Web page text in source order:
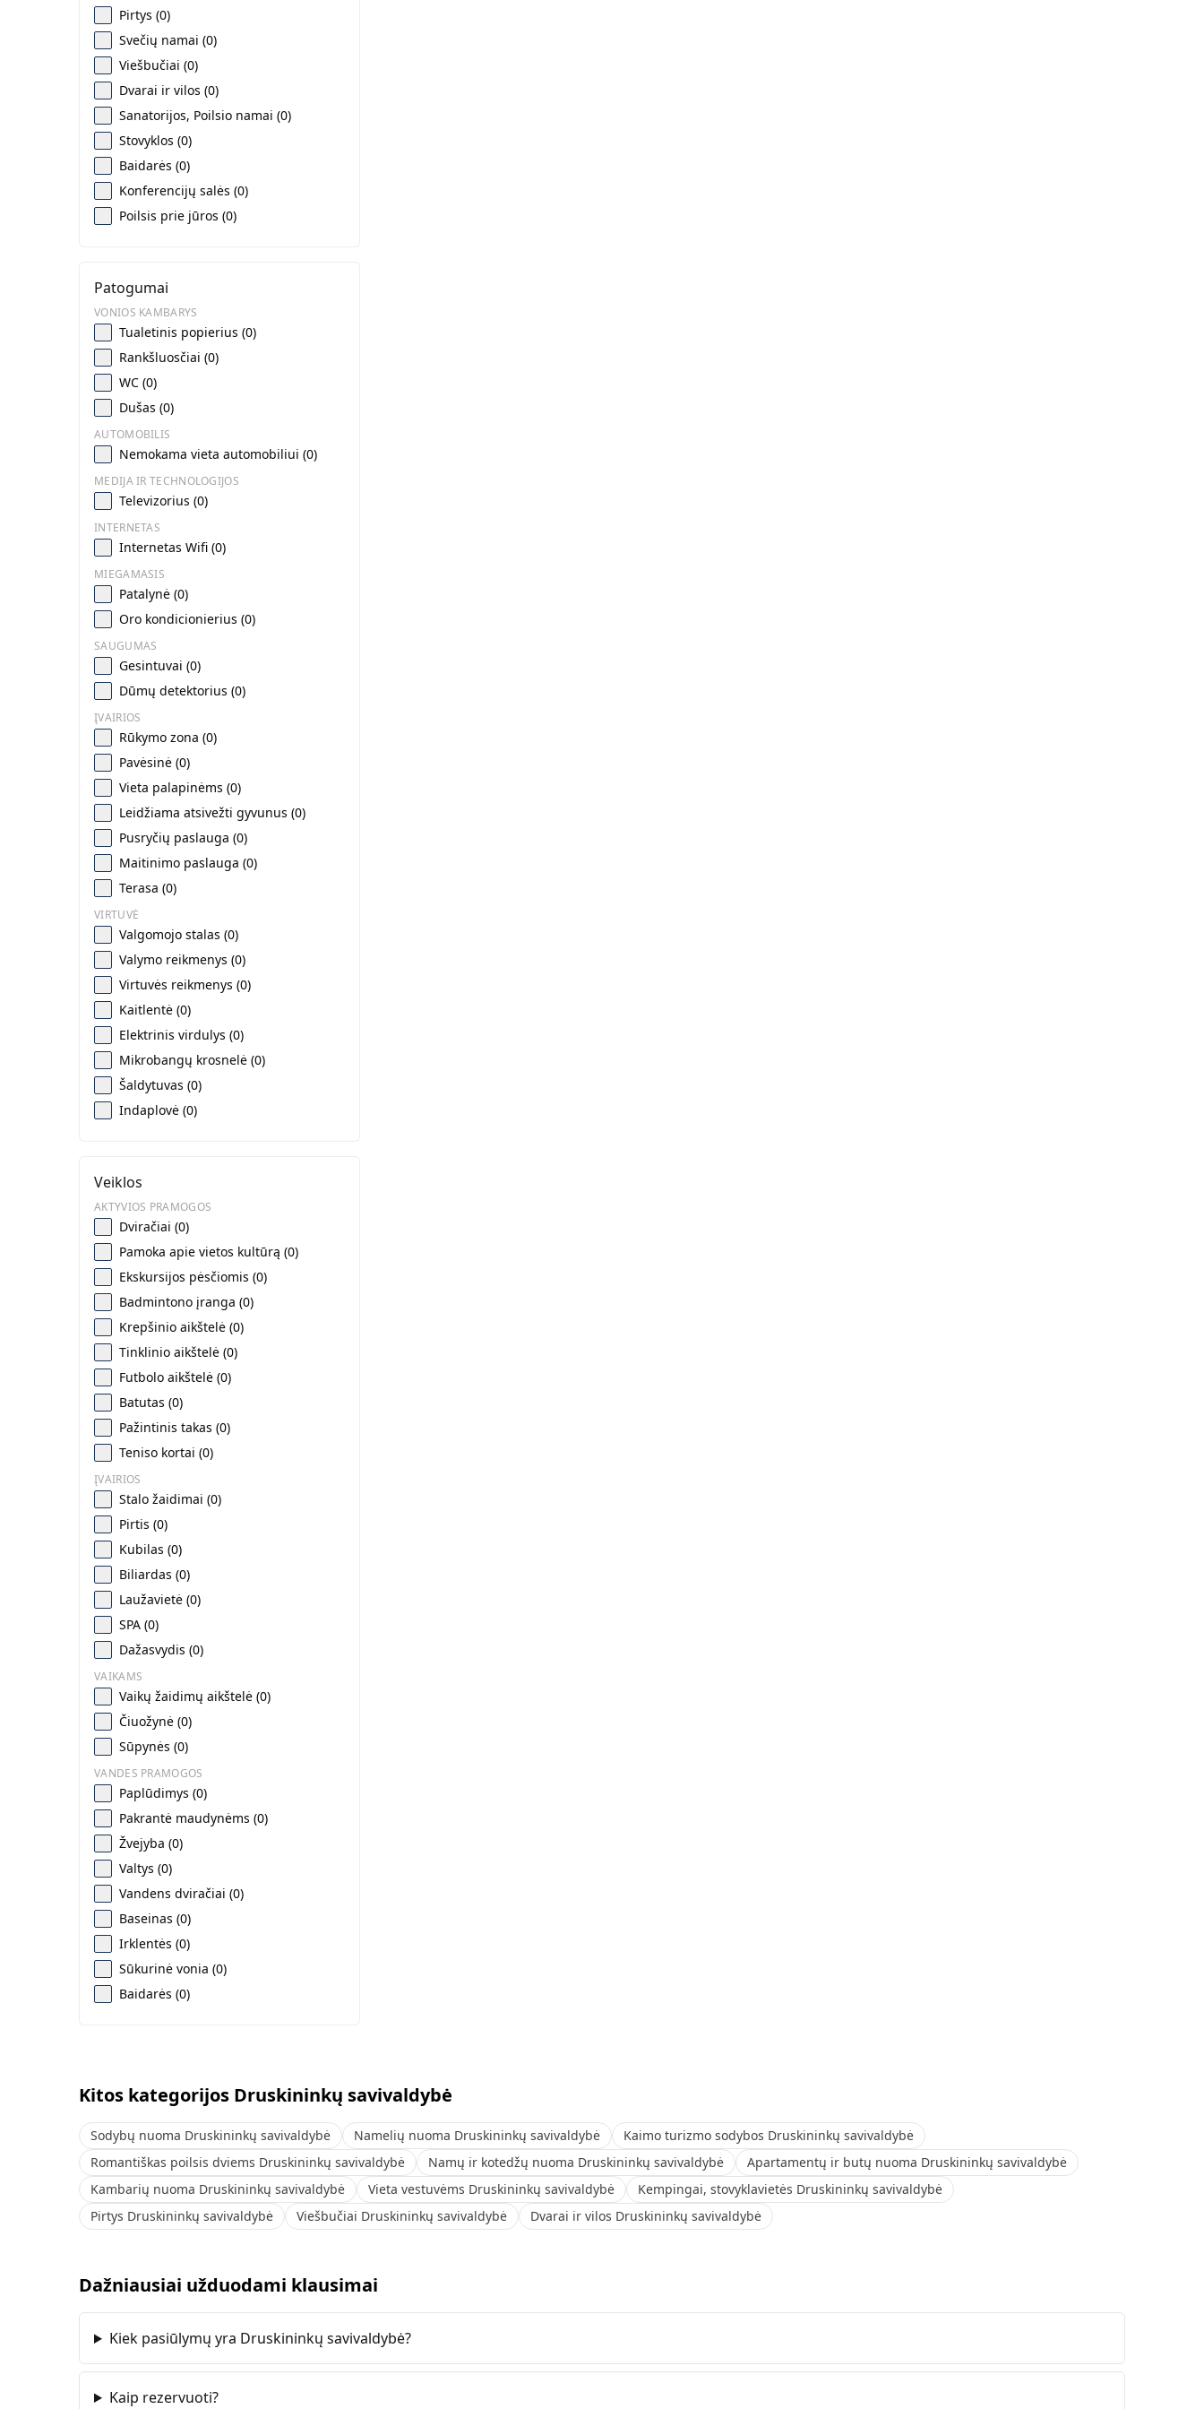
Pirtys (0)
Svečių namai (0)
Viešbučiai (0)
Dvarai ir vilos (0)
Sanatorijos, Poilsio namai (0)
Stovyklos (0)
Baidarės (0)
Konferencijų salės (0)
Poilsis prie jūros (0)
Patogumai
VONIOS KAMBARYS
Tualetinis popierius (0)
Rankšluosčiai (0)
WC (0)
Dušas (0)
AUTOMOBILIS
Nemokama vieta automobiliui (0)
MEDIJA IR TECHNOLOGIJOS
Televizorius (0)
INTERNETAS
Internetas Wifi (0)
MIEGAMASIS
Patalynė (0)
Oro kondicionierius (0)
SAUGUMAS
Gesintuvai (0)
Dūmų detektorius (0)
ĮVAIRIOS
Rūkymo zona (0)
Pavėsinė (0)
Vieta palapinėms (0)
Leidžiama atsivežti gyvunus (0)
Pusryčių paslauga (0)
Maitinimo paslauga (0)
Terasa (0)
VIRTUVĖ
Valgomojo stalas (0)
Valymo reikmenys (0)
Virtuvės reikmenys (0)
Kaitlentė (0)
Elektrinis virdulys (0)
Mikrobangų krosnelė (0)
Šaldytuvas (0)
Indaplovė (0)
Veiklos
AKTYVIOS PRAMOGOS
Dviračiai (0)
Pamoka apie vietos kultūrą (0)
Ekskursijos pėsčiomis (0)
Badmintono įranga (0)
Krepšinio aikštelė (0)
Tinklinio aikštelė (0)
Futbolo aikštelė (0)
Batutas (0)
Pažintinis takas (0)
Teniso kortai (0)
ĮVAIRIOS
Stalo žaidimai (0)
Pirtis (0)
Kubilas (0)
Biliardas (0)
Laužavietė (0)
SPA (0)
Dažasvydis (0)
VAIKAMS
Vaikų žaidimų aikštelė (0)
Čiuožynė (0)
Sūpynės (0)
VANDES PRAMOGOS
Paplūdimys (0)
Pakrantė maudynėms (0)
Žvejyba (0)
Valtys (0)
Vandens dviračiai (0)
Baseinas (0)
Irklentės (0)
Sūkurinė vonia (0)
Baidarės (0)
Kitos kategorijos Druskininkų savivaldybė
Sodybų nuoma Druskininkų savivaldybė Namelių nuoma Druskininkų savivaldybė
Kaimo turizmo sodybos Druskininkų savivaldybė
Romantiškas poilsis dviems Druskininkų savivaldybė
Namų ir kotedžų nuoma Druskininkų savivaldybė
Apartamentų ir butų nuoma Druskininkų savivaldybė
Kambarių nuoma Druskininkų savivaldybė
Vieta vestuvėms Druskininkų savivaldybė
Kempingai, stovyklavietės Druskininkų savivaldybė
Pirtys Druskininkų savivaldybė
Viešbučiai Druskininkų savivaldybė Dvarai ir vilos Druskininkų savivaldybė
Dažniausiai užduodami klausimai
Kiek pasiūlymų yra Druskininkų savivaldybė?
Kaip rezervuoti?